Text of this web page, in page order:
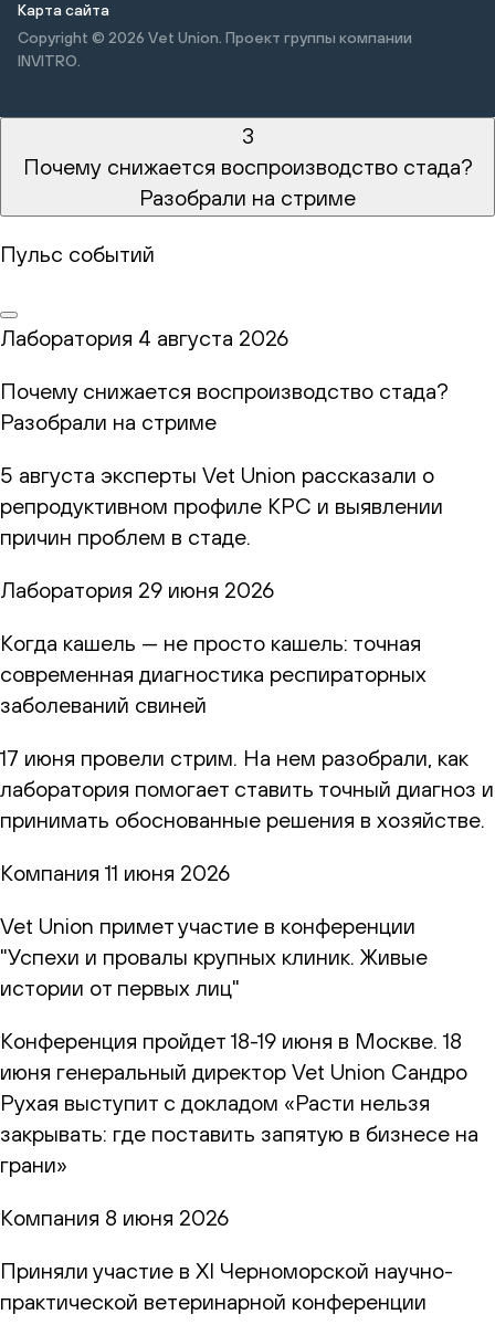
Карта сайта
Copyright © 2026 Vet Union. Проект группы компании
INVITRO.
3
Почему снижается воспроизводство стада?
Разобрали на стриме
Пульс событий
Лаборатория 4 августа 2026
Почему снижается воспроизводство стада?
Разобрали на стриме
5 августа эксперты Vet Union рассказали о
репродуктивном профиле КРС и выявлении
причин проблем в стаде.
Лаборатория 29 июня 2026
Когда кашель — не просто кашель: точная
современная диагностика респираторных
заболеваний свиней
17 июня провели стрим. На нем разобрали, как
лаборатория помогает ставить точный диагноз и
принимать обоснованные решения в хозяйстве.
Компания 11 июня 2026
Vet Union примет участие в конференции
"Успехи и провалы крупных клиник. Живые
истории от первых лиц"
Конференция пройдет 18-19 июня в Москве. 18
июня генеральный директор Vet Union Сандро
Рухая выступит с докладом «Расти нельзя
закрывать: где поставить запятую в бизнесе на
грани»
Компания 8 июня 2026
Приняли участие в XI Черноморской научно-
практической ветеринарной конференции